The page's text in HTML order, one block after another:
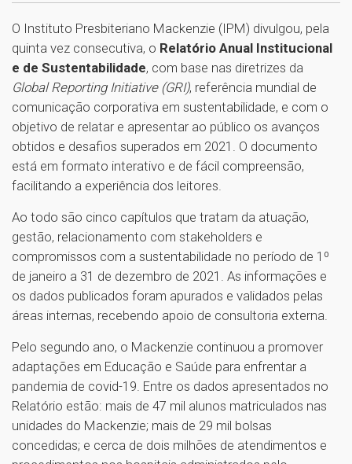
O Instituto Presbiteriano Mackenzie (IPM) divulgou, pela
quinta vez consecutiva, o Relatório Anual Institucional
e de Sustentabilidade, com base nas diretrizes da
Global Reporting Initiative (GRI), referência mundial de
comunicação corporativa em sustentabilidade, e com o
objetivo de relatar e apresentar ao público os avanços
obtidos e desafios superados em 2021. O documento
está em formato interativo e de fácil compreensão,
facilitando a experiência dos leitores.
Ao todo são cinco capítulos que tratam da atuação,
gestão, relacionamento com stakeholders e
compromissos com a sustentabilidade no período de 1º
de janeiro a 31 de dezembro de 2021. As informações e
os dados publicados foram apurados e validados pelas
áreas internas, recebendo apoio de consultoria externa.
Pelo segundo ano, o Mackenzie continuou a promover
adaptações em Educação e Saúde para enfrentar a
pandemia de covid-19. Entre os dados apresentados no
Relatório estão: mais de 47 mil alunos matriculados nas
unidades do Mackenzie; mais de 29 mil bolsas
concedidas; e cerca de dois milhões de atendimentos e